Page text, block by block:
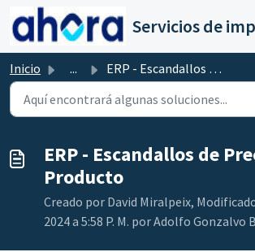
Saltar al contenido principal
Inicio ... ERP - Escandallos de Precios de Producto
ERP - Escandallos de
Producto
Creado por David Miralpeix,
2024 a 5:58 P. M. por Adolfo Gonzalvo B